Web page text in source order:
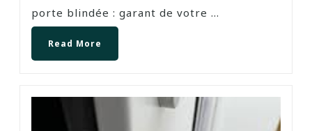
porte blindée : garant de votre ...
Read More